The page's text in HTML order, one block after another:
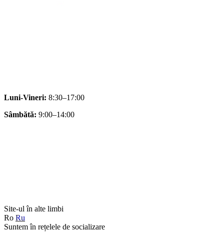
Luni-Vineri: 8:30–17:00
Sâmbătă: 9:00–14:00
Site-ul în alte limbi
Ro Ru
Suntem în rețelele de socializare